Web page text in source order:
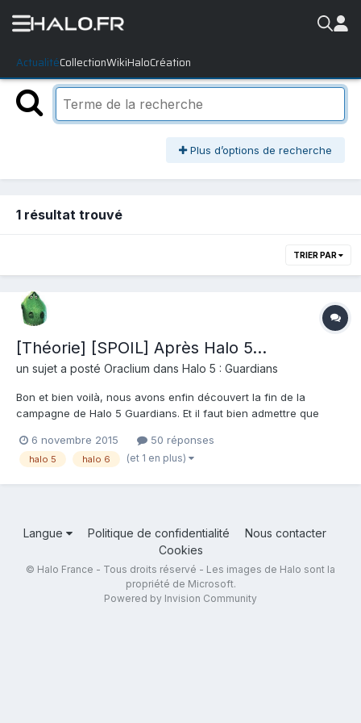
ActualitéCollectionWikiHaloCréation
Plus d’options de recherche
1 résultat trouvé
TRIER PAR
[Théorie] [SPOIL] Après Halo 5...
un sujet a posté Oraclium dans Halo 5 : Guardians
Bon et bien voilà, nous avons enfin découvert la fin de la
campagne de Halo 5 Guardians. Et il faut bien admettre que
Malheureusement aucun DLC de campagne n'est prévu et il n'y
a pas de mode Spartan Ops. Nous allons donc devoir attendre le
6 novembre 2015 50 réponses
halo 5 halo 6 (et 1 en plus)
Langue Politique de confidentialité
Nous contacter
Cookies
© Halo France - Tous droits réservé - Les images de Halo sont la
propriété de Microsoft.
Powered by Invision Community